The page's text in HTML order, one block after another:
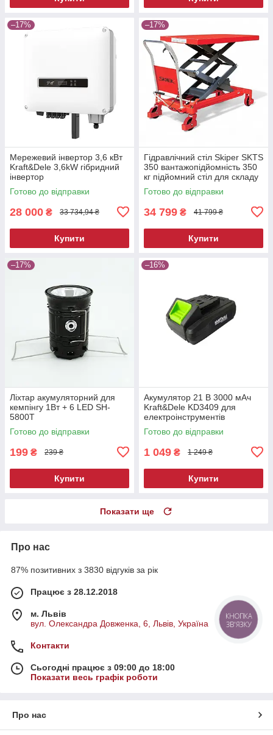
–17%
Мережевий інвертор 3,6 кВт
Kraft&Dele 3,6kW гібридний
інвертор
Готово до відправки
28 000 ₴ 33 734,94 ₴
Купити
–17%
Гідравлічний стіл Skiper SKTS
350 вантажопідйомність 350
кг підйомний стіл для складу
та СТО
Готово до відправки
34 799 ₴ 41 799 ₴
Купити
–17%
Ліхтар акумуляторний для
кемпінгу 1Вт + 6 LED SH-
5800T
Готово до відправки
199 ₴ 239 ₴
Купити
–16%
Акумулятор 21 В 3000 мАч
Kraft&Dele KD3409 для
електроінструментів
Готово до відправки
1 049 ₴ 1 249 ₴
Купити
Показати ще
Про нас
87% позитивних з 3830 відгуків за рік
Працює з 28.12.2018
м. Львів
вул. Олександра Довженка, 6, Львів, Україна
Контакти
Сьогодні працює з 09:00 до 18:00
Показати весь графік роботи
Про нас
КНОПКА
ЗВ'ЯЗКУ